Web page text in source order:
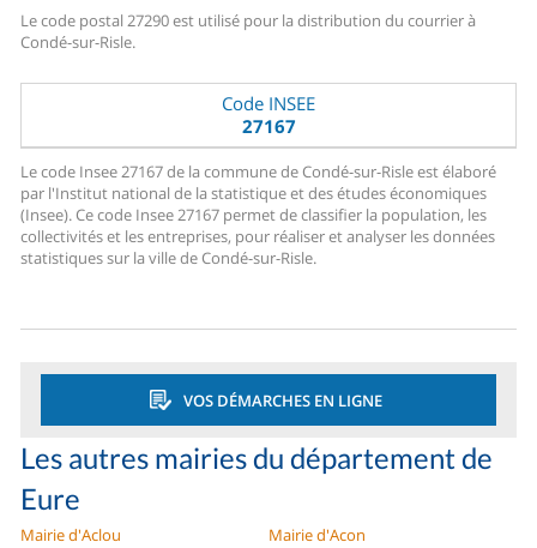
Le code postal 27290 est utilisé pour la distribution du courrier à
Condé-sur-Risle.
Code INSEE
27167
Le code Insee 27167 de la commune de Condé-sur-Risle est élaboré
par l'Institut national de la statistique et des études économiques
(Insee). Ce code Insee 27167 permet de classifier la population, les
collectivités et les entreprises, pour réaliser et analyser les données
statistiques sur la ville de Condé-sur-Risle.
VOS DÉMARCHES EN LIGNE
Les autres mairies du département de
Eure
Mairie d'Aclou
Mairie d'Acon